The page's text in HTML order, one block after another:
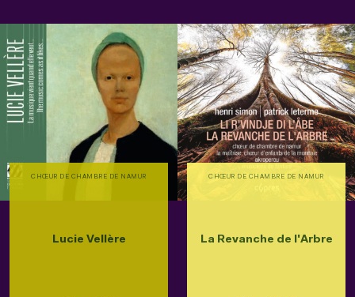
CHŒUR DE CHAMBRE DE NAMUR
Lucie Vellère
CHŒUR DE CHAMBRE DE NAMUR
La Revanche de l'Arbre